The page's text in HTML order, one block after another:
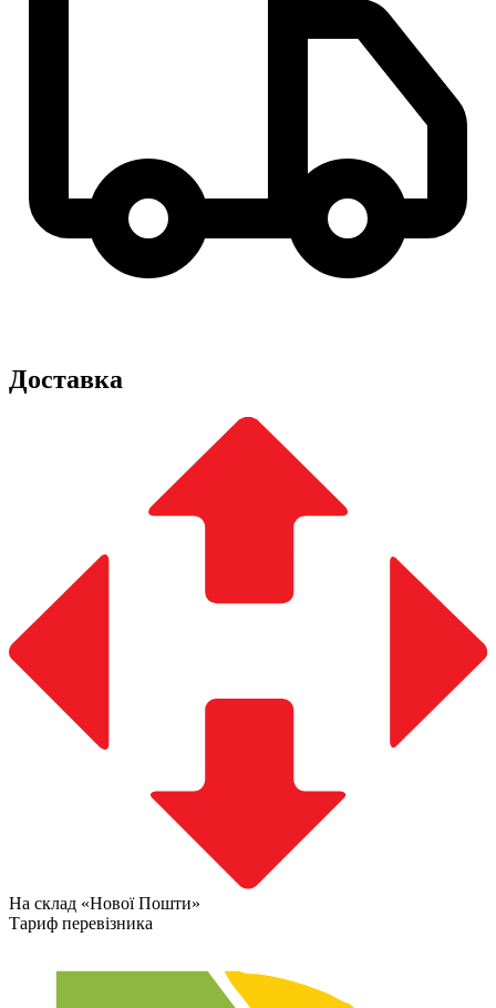
Доставка
На склад «Нової Пошти»
Тариф перевізника